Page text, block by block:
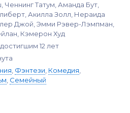
Ченнинг Татум, Аманда Бут,
Акилла Золл, Нераида
Джой, Эмми Рэвер-Лэмпман,
Кэмерон Худ
12 лет
Фэнтези Комедия
Семейный